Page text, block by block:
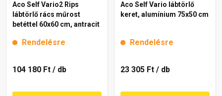
Aco Self Vario2 Rips
lábtörlő rács műrost
betéttel 60x60 cm, antracit
Rendelésre
104 180 Ft / db
Aco Self Vario lábtörlő
keret, alumínium 75x50 cm
Rendelésre
23 305 Ft / db